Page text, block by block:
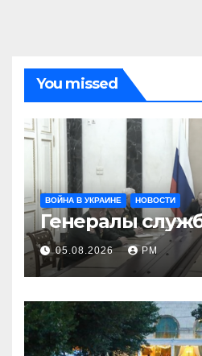
You missed
ВОЙНА В УКРАИНЕ НОВОСТИ
Генералы
05.08.2026 РМ